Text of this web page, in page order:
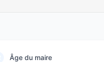
Âge du maire